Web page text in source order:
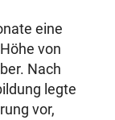
eine
von
Nach
legte
vor,